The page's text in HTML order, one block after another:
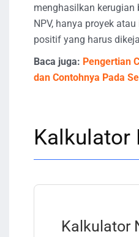
menghasilkan kerugian
NPV, hanya proyek
positif yang harus
Baca juga: Pengertian
dan Contohnya Pada
Kalkulator
Kalkulator